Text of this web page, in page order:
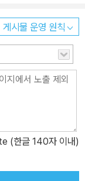
까요? 5. 재밌
어요. 비법 간식 서
한 놀이가 가득합니
게시물 운영 원칙
(한글 140자 이내)